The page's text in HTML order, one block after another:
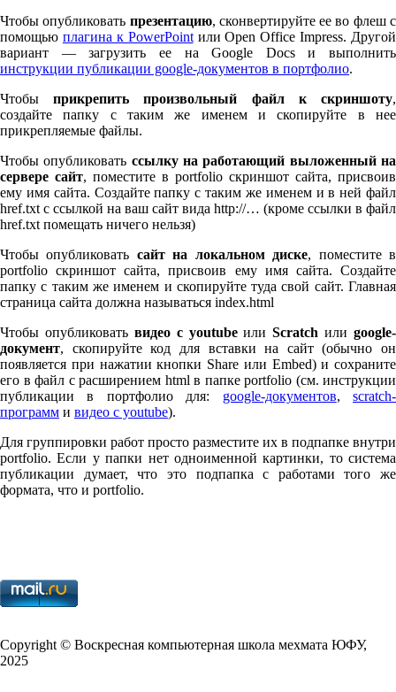
Чтобы опубликовать презентацию, сконвертируйте ее во флеш с
помощью плагина к Pow­er­Pointили Open Office Impress. Другой
вариант — загрузить ее на Google Docs и выполнить
инструкции публикации google-документов в портфолио.
Чтобыприкрепить произвольный файл к скриншоту,
создайте папку с таким же именем и скопируйте в нее
прикрепляемые файлы.
Чтобы опубликовать ссылку на работающий выложенный на
сервере сайт, поместите в port­fo­lio скриншот сайта, присвоив
ему имя сайта. Создайте папку с таким же именем и в ней файл
href.txt с ссылкой на ваш сайт вида http://… (кроме ссылки в файл
href.txt помещать ничего нельзя)
Чтобы опубликовать сайт на локальном диске, поместите в
port­fo­lio скриншот сайта, присвоив ему имя сайта. Создайте
папку с таким же именем и скопируйте туда свой сайт. Главная
страница сайта должна называться index.html
Чтобы опубликовать видео с youtubeилиScratch или google-
документ, скопируйте код для вставки на сайт (обычно он
появляется при нажатии кнопки Share или Embed) и сохраните
его в файл с расширением html в папке port­fo­lio (см. инструкции
публикации в портфолио для: google-документов,scratch-
программ и видео с youtube).
Для группировки работ просто разместите их в подпапке внутри
port­fo­lio. Если у папки нет одноименной картинки, то система
публикации думает, что это подпапка с работами того же
формата, что и port­fo­lio.
Copy­right © Воскресная компьютерная школа мехмата ЮФУ,
2025